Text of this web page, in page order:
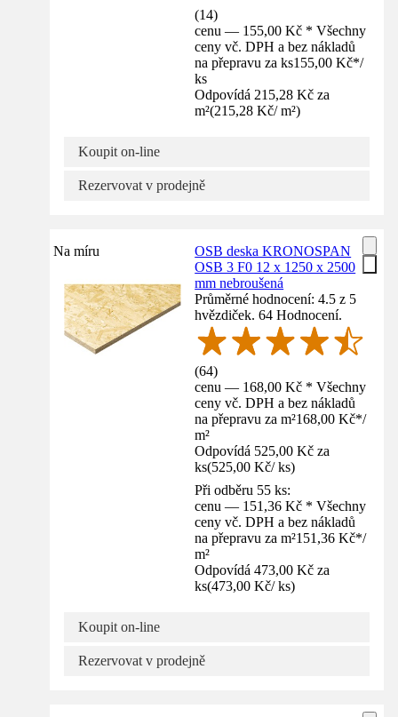
(14)
cenu — 155,00 Kč * Všechny
ceny vč. DPH a bez nákladů
na přepravu za ks155,00 Kč*/
ks
Odpovídá 215,28 Kč za
m²(215,28 Kč/ m²)
Koupit on-line
Rezervovat v prodejně
Na míru
OSB deska KRONOSPAN
OSB 3 F0 12 x 1250 x 2500
mm nebroušená
Průměrné hodnocení: 4.5 z 5
hvězdiček. 64 Hodnocení.
(64)
cenu — 168,00 Kč * Všechny
ceny vč. DPH a bez nákladů
na přepravu za m²168,00 Kč*/
m²
Odpovídá 525,00 Kč za
ks(525,00 Kč/ ks)
Při odběru 55 ks:
cenu — 151,36 Kč * Všechny
ceny vč. DPH a bez nákladů
na přepravu za m²151,36 Kč*/
m²
Odpovídá 473,00 Kč za
ks(473,00 Kč/ ks)
Koupit on-line
Rezervovat v prodejně